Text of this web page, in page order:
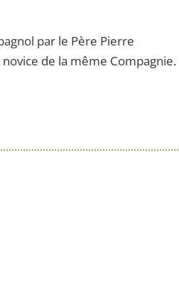
par le Père Pierre
de la même Compagnie.